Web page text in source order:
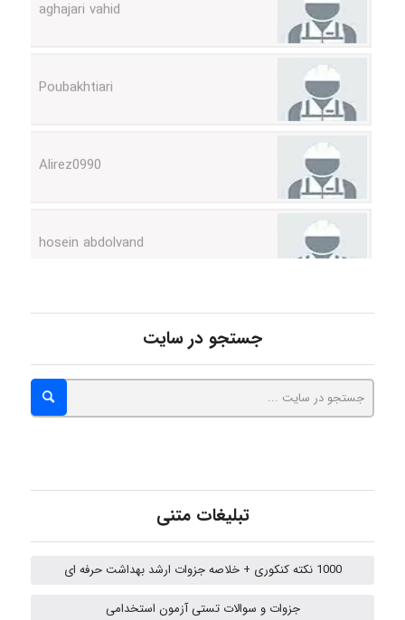
جستجو در سایت
تبلیغات متنی
1000 نکته کنکوری + خلاصه جزوات ارشد بهداشت حرفه ای
جزوات و سوالات تستی آزمون استخدامی